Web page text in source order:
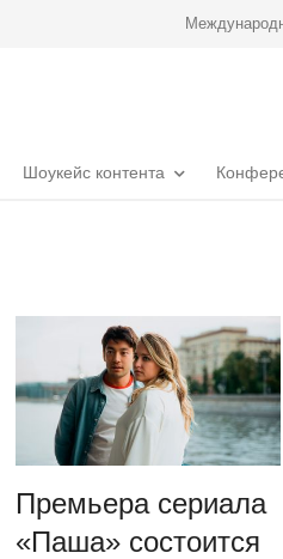
Шоукейс контента
Премьера сериала
«Паша» состоится